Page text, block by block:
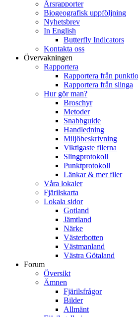
Årsrapporter
Biogeografisk uppföljning
Nyhetsbrev
In English
Butterfly Indicators
Kontakta oss
Övervakningen
Rapportera
Rapportera från
Rapportera från slinga
Hur gör man?
Broschyr
Metoder
Snabbguide
Handledning
Miljöbeskrivning
Viktigaste filerna
Slingprotokoll
Punktprotokoll
Länkar & mer filer
Våra lokaler
Fjärilskarta
Lokala sidor
Gotland
Jämtland
Närke
Västerbotten
Västmanland
Västra Götaland
Forum
Översikt
Ämnen
Fjärilsfrågor
Bilder
Allmänt